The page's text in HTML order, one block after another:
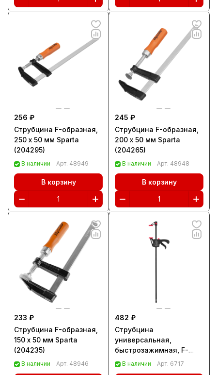
256 ₽
Струбцина F-образная,
250 х 50 мм Sparta
(204295)
В наличии Арт. 48949
В корзину
245 ₽
Струбцина F-образная,
200 х 50 мм Sparta
(204265)
В наличии Арт. 48948
В корзину
233 ₽
Струбцина F-образная,
150 х 50 мм Sparta
(204235)
В наличии Арт. 48946
482 ₽
Струбцина
универсальная,
быстрозажимная, F-
образная, 450 х 565 х 45
В наличии Арт. 6717